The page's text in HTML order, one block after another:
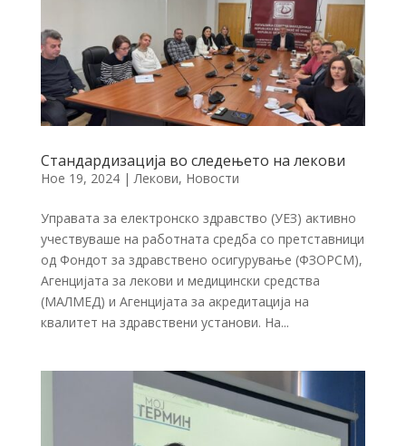
Стандардизација во следењето на лекови
Ное 19, 2024|Лекови, Новости
Управата за електронско здравство (УЕЗ) активно
учествуваше на работната средба со претставници
од Фондот за здравствено осигурување (ФЗОРСМ),
Агенцијата за лекови и медицински средства
(МАЛМЕД) и Агенцијата за акредитација на
квалитет на здравствени установи. На...